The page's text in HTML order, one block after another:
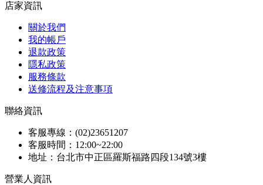
店家資訊
關於我們
我的帳戶
退款政策
隱私政策
服務條款
送修流程及注意事項
聯絡資訊
客服專線：(02)23651207
客服時間：12:00~22:00
地址：台北市中正區羅斯福路四段134號3樓
營業人資訊